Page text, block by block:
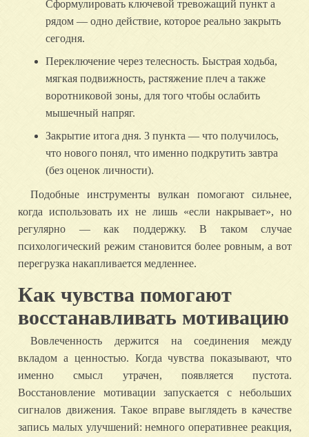
Сформулировать ключевой тревожащий пункт а
рядом — одно действие, которое реально закрыть
сегодня.
Переключение через телесность. Быстрая ходьба,
мягкая подвижность, растяжение плеч а также
воротниковой зоны, для того чтобы ослабить
мышечный напряг.
Закрытие итога дня. 3 пункта — что получилось,
что нового понял, что именно подкрутить завтра
(без оценок личности).
Подобные инструменты вулкан помогают сильнее,
когда использовать их не лишь «если накрывает», но
регулярно — как поддержку. В таком случае
психологический режим становится более ровным, а вот
перегрузка накапливается медленнее.
Как чувства помогают
восстанавливать мотивацию
Вовлеченность держится на соединения между
вкладом а ценностью. Когда чувства показывают, что
именно смысл утрачен, появляется пустота.
Восстановление мотивации запускается с небольших
сигналов движения. Такое вправе выглядеть в качестве
запись малых улучшений: немного оперативнее реакция,